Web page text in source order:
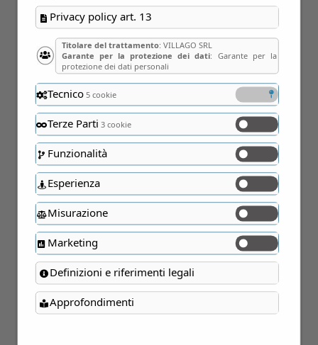
11
Apr
12
Privacy policy art. 13
Titolare del trattamento: VILLAGO SRL
Garante per la protezione dei dati: Garante per la
protezione dei dati personali
Tecnico5 cookie
Terze Parti 3 cookie
Funzionalità
Esperienza
Misurazione
Marketing
Definizioni e riferimenti legali
Approfondimenti